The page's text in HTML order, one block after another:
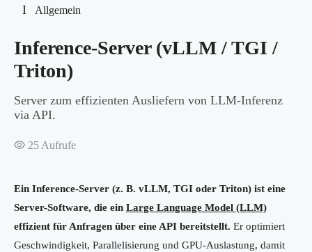
I Allgemein
Inference-Server (vLLM / TGI /
Triton)
Server zum effizienten Ausliefern von LLM-Inferenz
via API.
25 Aufrufe
Ein Inference-Server (z. B. vLLM, TGI oder Triton) ist eine
Server-Software, die ein Large Language Model (LLM)
effizient für Anfragen über eine API bereitstellt. Er optimiert
Geschwindigkeit, Parallelisierung und GPU-Auslastung, damit